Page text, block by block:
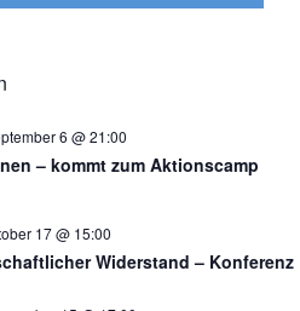
6 @ 21:00
– kommt zum Aktionscamp
17 @ 15:00
Widerstand – Konferenz